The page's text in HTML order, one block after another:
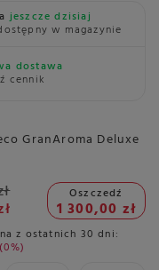
jeszcze dzisiaj
w magazynie
dostawa
cennik
GranAroma Deluxe
Oszczedź
1 300,00 zł
z ostatnich 30 dni:
0%